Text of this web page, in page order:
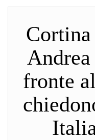
Cortina
fronte